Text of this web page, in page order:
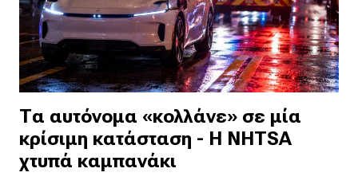
Τα αυτόνομα «κολλάνε» σε μία
κρίσιμη κατάσταση - Η NHTSA
χτυπά καμπανάκι